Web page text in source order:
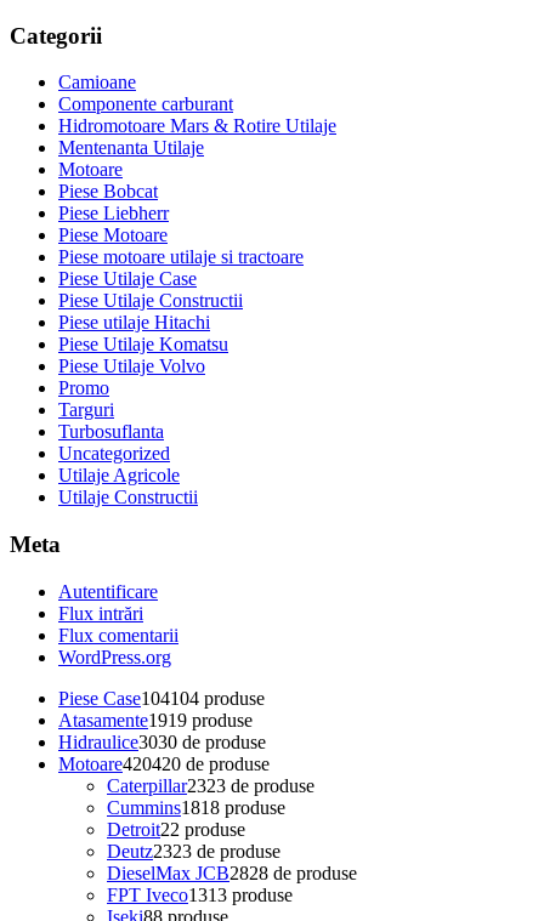
Categorii
Camioane
Componente carburant
Hidromotoare Mars & Rotire Utilaje
Mentenanta Utilaje
Motoare
Piese Bobcat
Piese Liebherr
Piese Motoare
Piese motoare utilaje si tractoare
Piese Utilaje Case
Piese Utilaje Constructii
Piese utilaje Hitachi
Piese Utilaje Komatsu
Piese Utilaje Volvo
Promo
Targuri
Turbosuflanta
Uncategorized
Utilaje Agricole
Utilaje Constructii
Meta
Autentificare
Flux intrări
Flux comentarii
WordPress.org
Piese Case104104 produse
Atasamente1919 produse
Hidraulice3030 de produse
Motoare420420 de produse
Caterpillar2323 de produse
Cummins1818 produse
Detroit22 produse
Deutz2323 de produse
DieselMax JCB2828 de produse
FPT Iveco1313 produse
Iseki88 produse